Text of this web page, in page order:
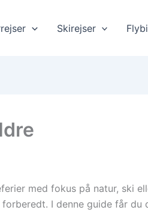
Skirejser
med fokus på natur, ski
I denne guide får